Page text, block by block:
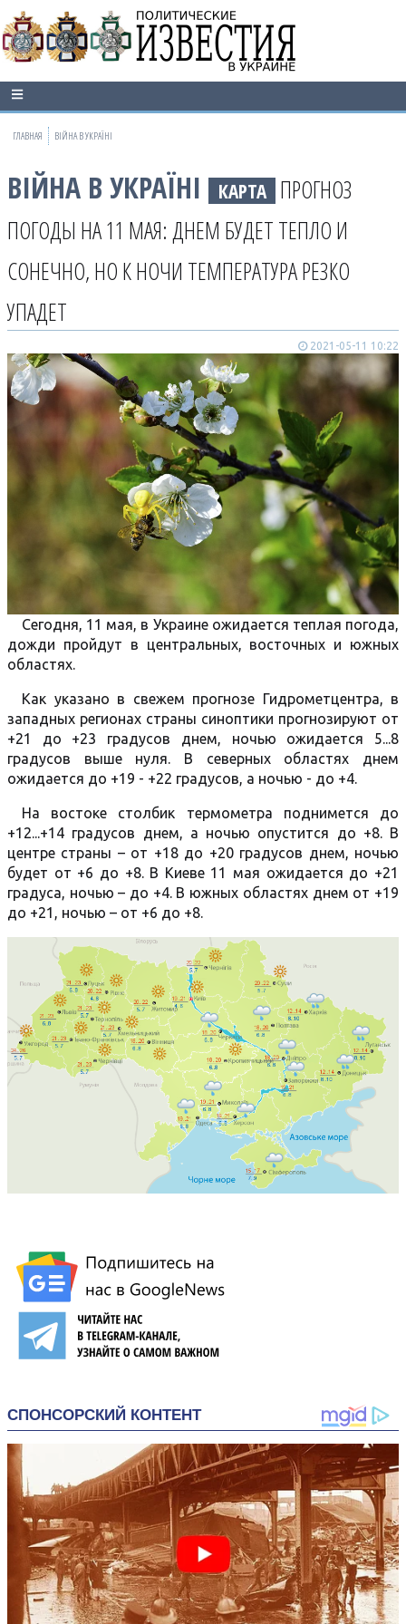
ГЛАВНАЯ ВІЙНА В УКРАЇНІ
ВІЙНА В УКРАЇНІ КАРТА ПРОГНОЗ
ПОГОДЫ НА 11 МАЯ: ДНЕМ БУДЕТ ТЕПЛО И
СОНЕЧНО, НО К НОЧИ ТЕМПЕРАТУРА РЕЗКО
УПАДЕТ
2021-05-11 10:22
Сегодня, 11 мая, в Украине ожидается теплая погода,
дожди пройдут в центральных, восточных и южных
областях.
Как указано в свежем прогнозе Гидрометцентра, в
западных регионах страны синоптики прогнозируют от
+21 до +23 градусов днем, ночью ожидается 5...8
градусов выше нуля. В северных областях днем
ожидается до +19 - +22 градусов, а ночью - до +4.
На востоке столбик термометра поднимется до
+12...+14 градусов днем, а ночью опустится до +8. В
центре страны – от +18 до +20 градусов днем, ночью
будет от +6 до +8. В Киеве 11 мая ожидается до +21
градуса, ночью – до +4. В южных областях днем от +19
до +21, ночью – от +6 до +8.